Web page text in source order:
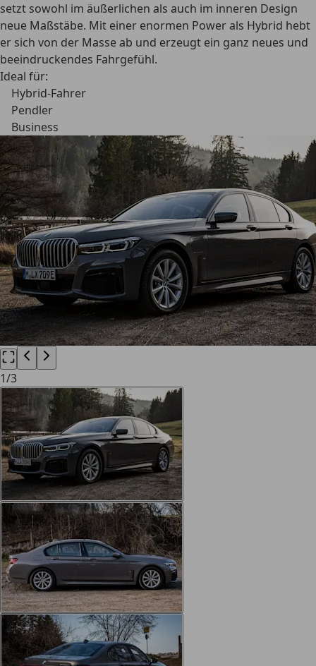
setzt sowohl im äußerlichen als auch im inneren Design
neue Maßstäbe. Mit einer enormen Power als Hybrid hebt
er sich von der Masse ab und erzeugt ein ganz neues und
beeindruckendes Fahrgefühl.
Ideal für:
Hybrid-Fahrer
Pendler
Business
1/3